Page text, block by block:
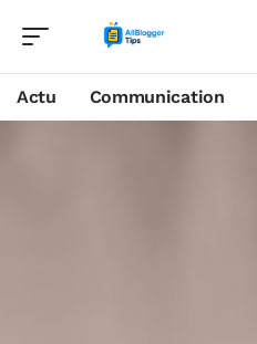
Actu Communication